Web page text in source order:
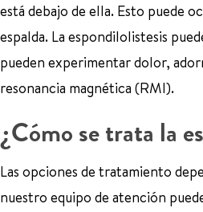
está debajo de ella. Esto puede
espalda. La espondilolistesis
pueden experimentar dolor,
resonancia magnética (RMI).
¿Cómo se trata la
Las opciones de tratamiento
nuestro equipo de atención